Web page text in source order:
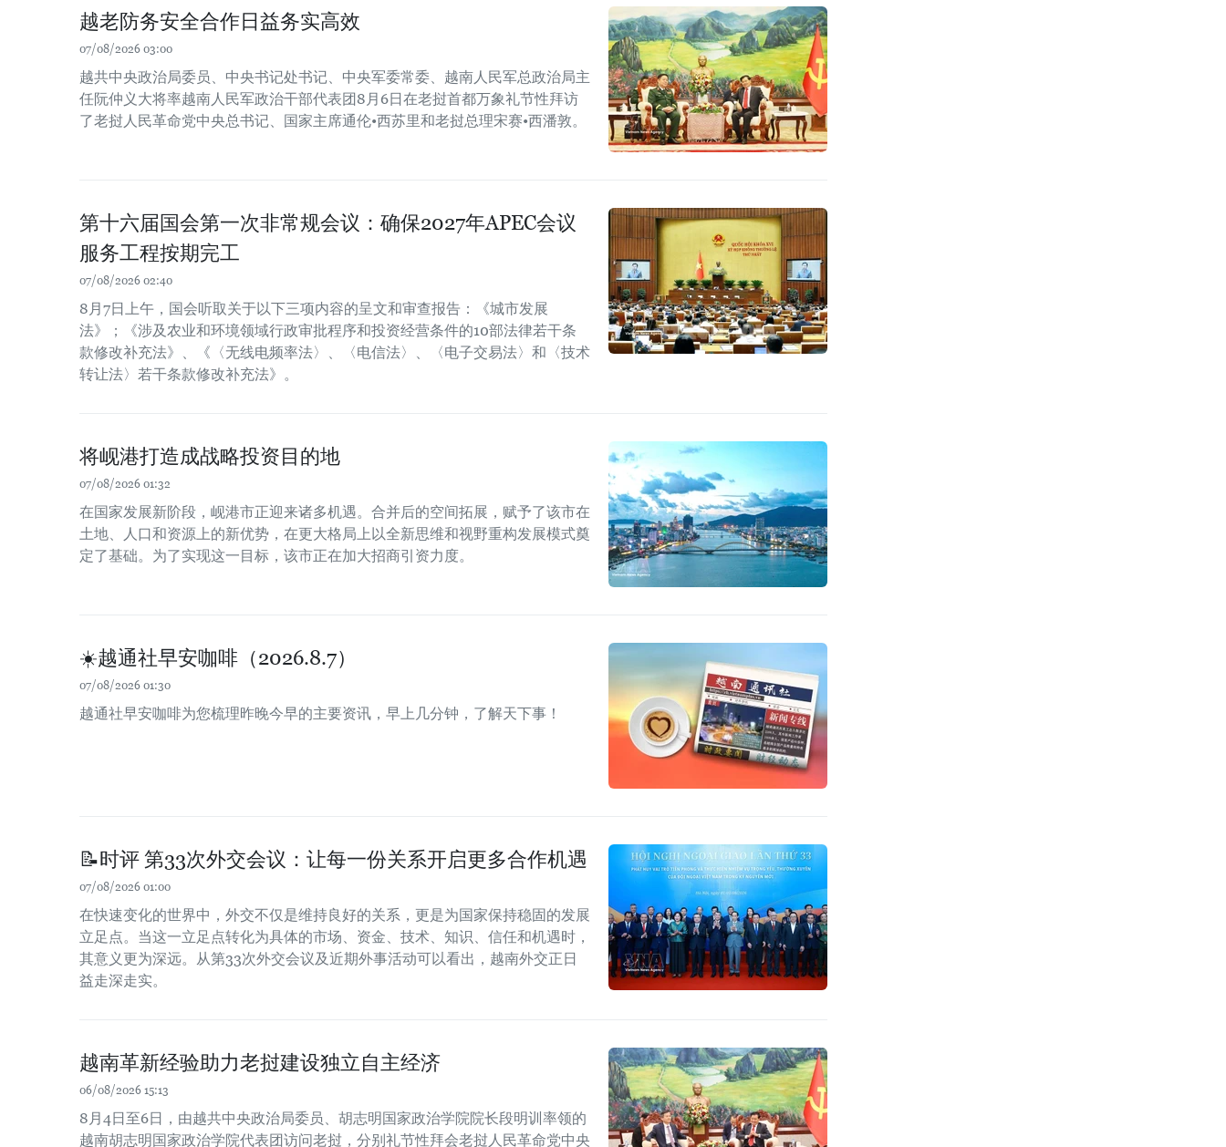
越老防务安全合作日益务实高效
07/08/2026 03:00
越共中央政治局委员、中央书记处书记、中央军委常委、越南人民军总政治局主
任阮仲义大将率越南人民军政治干部代表团8月6日在老挝首都万象礼节性拜访
了老挝人民革命党中央总书记、国家主席通伦•西苏里和老挝总理宋赛•西潘敦。
第十六届国会第一次非常规会议：确保2027年APEC会议
服务工程按期完工
07/08/2026 02:40
8月7日上午，国会听取关于以下三项内容的呈文和审查报告：《城市发展
法》；《涉及农业和环境领域行政审批程序和投资经营条件的10部法律若干条
款修改补充法》、《〈无线电频率法〉、〈电信法〉、〈电子交易法〉和〈技术
转让法〉若干条款修改补充法》。
将岘港打造成战略投资目的地
07/08/2026 01:32
在国家发展新阶段，岘港市正迎来诸多机遇。合并后的空间拓展，赋予了该市在
土地、人口和资源上的新优势，在更大格局上以全新思维和视野重构发展模式奠
定了基础。为了实现这一目标，该市正在加大招商引资力度。
☀️越通社早安咖啡（2026.8.7）
07/08/2026 01:30
越通社早安咖啡为您梳理昨晚今早的主要资讯，早上几分钟，了解天下事！
📝时评 第33次外交会议：让每一份关系开启更多合作机遇
07/08/2026 01:00
在快速变化的世界中，外交不仅是维持良好的关系，更是为国家保持稳固的发展
立足点。当这一立足点转化为具体的市场、资金、技术、知识、信任和机遇时，
其意义更为深远。从第33次外交会议及近期外事活动可以看出，越南外交正日
益走深走实。
越南革新经验助力老挝建设独立自主经济
06/08/2026 15:13
8月4日至6日，由越共中央政治局委员、胡志明国家政治学院院长段明训率领的
越南胡志明国家政治学院代表团访问老挝，分别礼节性拜会老挝人民革命党中央